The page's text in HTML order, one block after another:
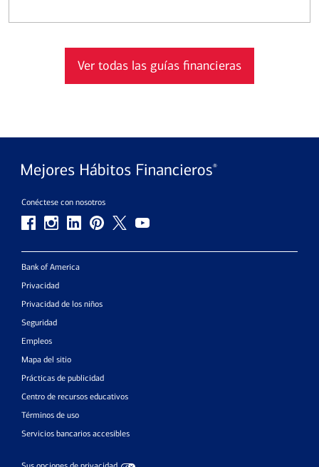
Ver todas las guías financieras
Conéctese con nosotros
Bank of America
Privacidad
Privacidad de los niños
Seguridad
Empleos
Mapa del sitio
Prácticas de publicidad
Centro de recursos educativos
Términos de uso
Servicios bancarios accesibles